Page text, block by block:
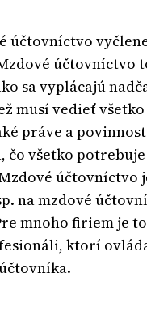
účtovníctvo
účtovníctvo
sa vyplácajú
musí vedieť
práve a
čo všetko
na mzdové
mnoho firiem je
ktorí